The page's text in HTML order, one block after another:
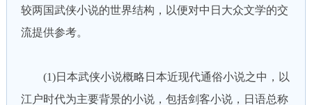
较两国武侠小说的世界结构，以便对中日大众文学的交
流提供参考。
(1)日本武侠小说概略日本近现代通俗小说之中，以
江户时代为主要背景的小说，包括剑客小说，日语总称